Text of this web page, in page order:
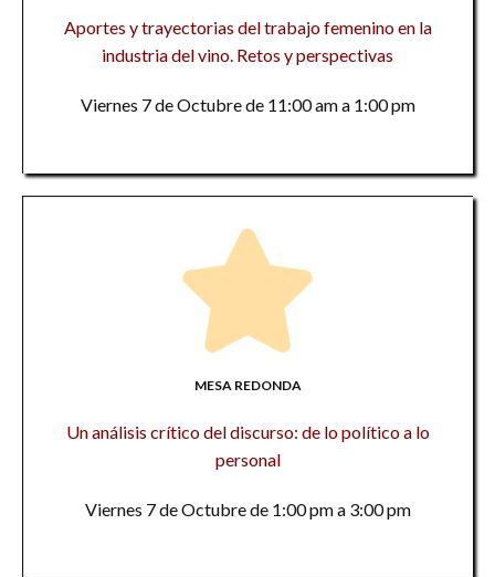
Aportes y trayectorias del trabajo femenino en la
industria del vino. Retos y perspectivas
Viernes 7 de Octubre de 11:00 am a 1:00 pm
MESA REDONDA
Un análisis crítico del discurso: de lo político a lo
personal
Viernes 7 de Octubre de 1:00 pm a 3:00 pm